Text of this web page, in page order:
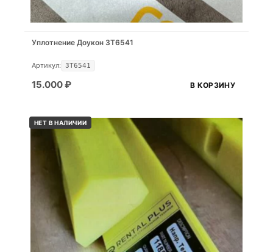
Уплотнение Доукон 3T6541
Артикул: 3T6541
15.000₽ В КОРЗИНУ
НЕТ В НАЛИЧИИ